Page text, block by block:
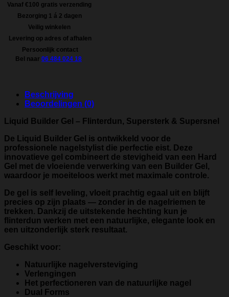
Vanaf €100 gratis verzending
Bezorging 1 á 2 dagen
Veilig winkelen
Levering op adres of afhalen
Persoonlijk contact
Bel naar 06 484 024 18
Beschrijving
Beoordelingen (0)
Liquid Builder Gel – Flinterdun, Supersterk & Supersnel
De Liquid Builder Gel is ontwikkeld voor de
professionele nagelstylist die perfectie eist. Deze
innovatieve gel combineert de stevigheid van een Hard
Gel met de vloeiende verwerking van een Builder Gel,
waardoor je moeiteloos werkt met maximale controle.
De gel is self leveling, vloeit prachtig egaal uit en blijft
precies op zijn plaats — zonder in de nagelriemen te
trekken. Dankzij de uitstekende hechting kun je
flinterdun werken met een natuurlijke, elegante look en
een uitzonderlijk sterk resultaat.
Geschikt voor:
Natuurlijke nagelversteviging
Verlengingen
Het perfectioneren van de natuurlijke nagel
Dual Forms